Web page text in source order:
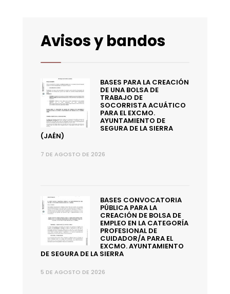
Avisos y bandos
BASES PARA LA CREACIÓN
DE UNA BOLSA DE
TRABAJO DE
SOCORRISTA ACUÁTICO
PARA EL EXCMO.
AYUNTAMIENTO DE
SEGURA DE LA SIERRA
(JAÉN)
7 DE AGOSTO DE 2026
BASES CONVOCATORIA
PÚBLICA PARA LA
CREACIÓN DE BOLSA DE
EMPLEO EN LA CATEGORÍA
PROFESIONAL DE
CUIDADOR/A PARA EL
EXCMO. AYUNTAMIENTO
DE SEGURA DE LA SIERRA
5 DE AGOSTO DE 2026